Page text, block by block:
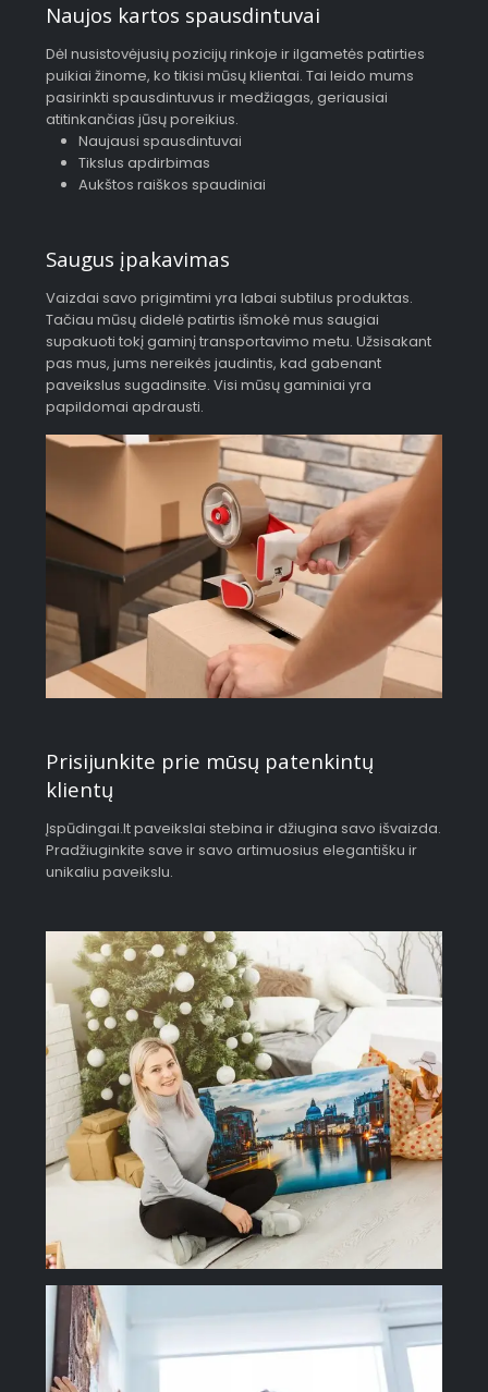
Naujos kartos spausdintuvai
Dėl nusistovėjusių pozicijų rinkoje ir ilgametės patirties
puikiai žinome, ko tikisi mūsų klientai. Tai leido mums
pasirinkti spausdintuvus ir medžiagas, geriausiai
atitinkančias jūsų poreikius.
Naujausi spausdintuvai
Tikslus apdirbimas
Aukštos raiškos spaudiniai
Saugus įpakavimas
Vaizdai savo prigimtimi yra labai subtilus produktas.
Tačiau mūsų didelė patirtis išmokė mus saugiai
supakuoti tokį gaminį transportavimo metu. Užsisakant
pas mus, jums nereikės jaudintis, kad gabenant
paveikslus sugadinsite. Visi mūsų gaminiai yra
papildomai apdrausti.
Prisijunkite prie mūsų patenkintų
klientų
Įspūdingai.lt paveikslai stebina ir džiugina savo išvaizda.
Pradžiuginkite save ir savo artimuosius elegantišku ir
unikaliu paveikslu.